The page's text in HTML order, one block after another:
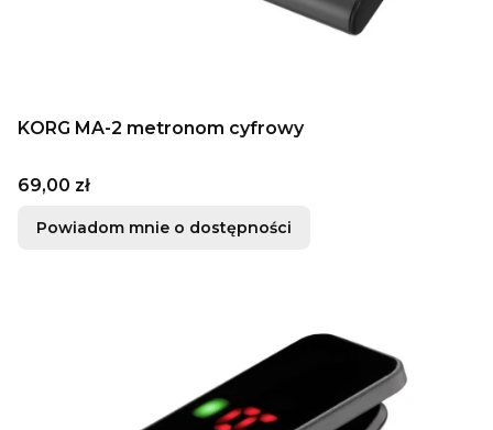
KORG MA-2 metronom cyfrowy
Cena
69,00 zł
Powiadom mnie o dostępności